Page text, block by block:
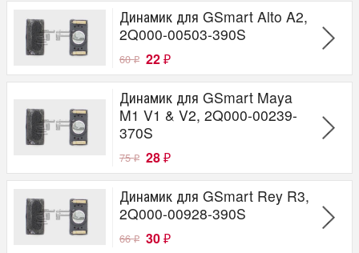
Динамик для GSmart Alto A2,
2Q000-00503-390S
60₽ 22 ₽
Динамик для GSmart Maya
M1 V1 & V2, 2Q000-00239-
370S
75₽ 28 ₽
Динамик для GSmart Rey R3,
2Q000-00928-390S
66₽ 30 ₽